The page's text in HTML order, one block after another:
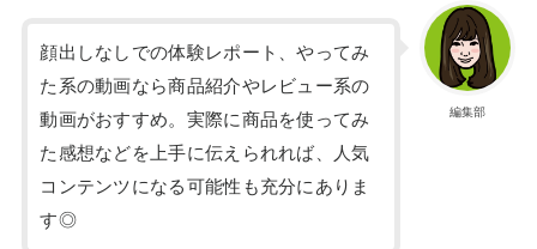
編集部
顔出しなしでの体験レポート、やってみ
た系の動画なら商品紹介やレビュー系の
動画がおすすめ。実際に商品を使ってみ
た感想などを上手に伝えられれば、人気
コンテンツになる可能性も充分にありま
す◎